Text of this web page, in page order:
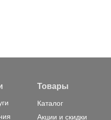
Товары
Каталог
Акции и скидки